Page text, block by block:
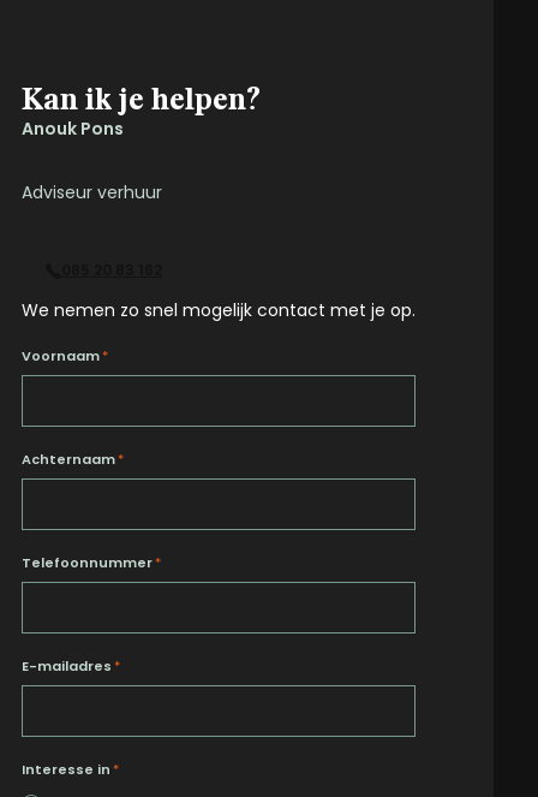
Kan ik je helpen?
Anouk Pons
Adviseur verhuur
We nemen zo snel mogelijk contact met je op.
Voornaam*
Achternaam*
Telefoonnummer*
E-mailadres *
Interesse in *